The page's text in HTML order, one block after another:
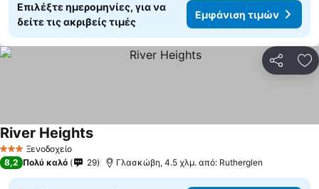
Επιλέξτε ημερομηνίες, για να
δείτε τις ακριβείς τιμές
Εμφάνιση τιμών
3 ΑστέριαΞενοδοχείο
River Heights
8,2 Πολύ καλό 29 Γλασκώβη, 4.5 χλμ. από: Rutherglen